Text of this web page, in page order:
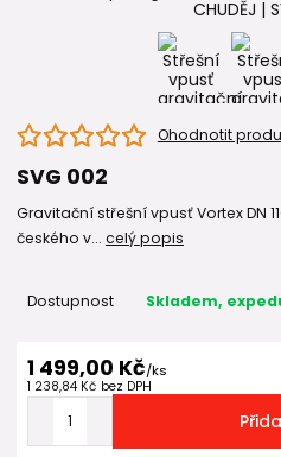
Ohodnotit
SVG 002
Gravitační střešní vpusť Vortex DN
českého v... celý popis
Dostupnost Skladem,
1 499,00 Kč/ks
1 238,84 Kč bez DPH